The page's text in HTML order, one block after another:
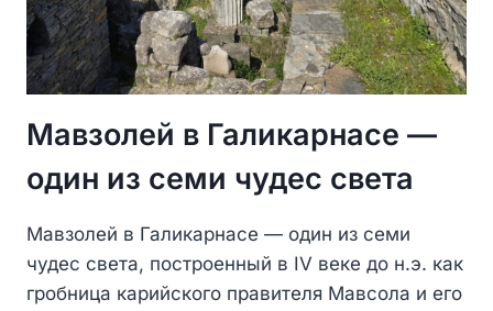
Мавзолей в Галикарнасе —
один из семи чудес света
Мавзолей в Галикарнасе — один из семи
чудес света, построенный в IV веке до н.э. как
гробница карийского правителя Мавсола и его